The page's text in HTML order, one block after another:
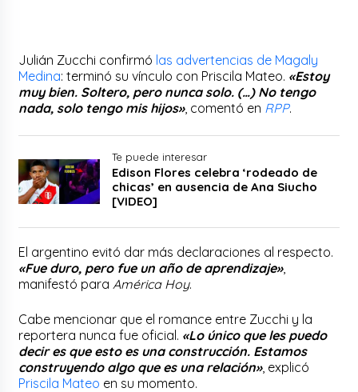
Julián Zucchi confirmó las advertencias de Magaly
Medina: terminó su vínculo con Priscila Mateo. «Estoy
muy bien. Soltero, pero nunca solo. (…) No tengo
nada, solo tengo mis hijos», comentó en RPP.
Te puede interesar
Edison Flores celebra ‘rodeado de
chicas’ en ausencia de Ana Siucho
[VIDEO]
El argentino evitó dar más declaraciones al respecto.
«Fue duro, pero fue un año de aprendizaje»,
manifestó para América Hoy.
Cabe mencionar que el romance entre Zucchi y la
reportera nunca fue oficial. «Lo único que les puedo
decir es que esto es una construcción. Estamos
construyendo algo que es una relación», explicó
Priscila Mateo en su momento.